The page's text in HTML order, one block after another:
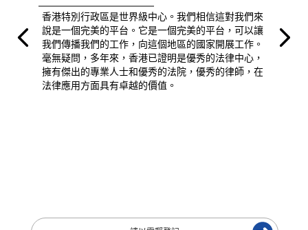
香港特別行政區是世界級中心。我們相信這對我們來
說是一個完美的平台。它是一個完美的平台，可以讓
我們傳播我們的工作，向這個地區的國家開展工作。
毫無疑問，多年來，香港已證明是優秀的法律中心，
擁有傑出的專業人士和優秀的法院，優秀的律師，在
法律應用方面具有卓越的價值。